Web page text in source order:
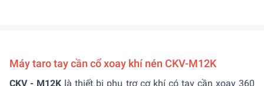
Máy taro tay cần cổ xoay khí nén CKV-M12K
CKV - M12K là thiết bị phụ trợ cơ khí có tay cần xoay 360